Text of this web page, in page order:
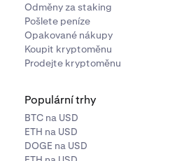
Odměny za staking
Pošlete peníze
Opakované nákupy
Koupit kryptoměnu
Prodejte kryptoměnu
Populární trhy
BTC na USD
ETH na USD
DOGE na USD